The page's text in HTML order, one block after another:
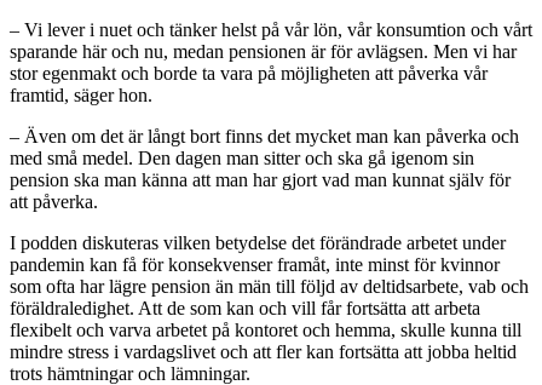
– Vi lever i nuet och tänker helst på vår lön, vår konsumtion och vårt
sparande här och nu, medan pensionen är för avlägsen. Men vi har
stor egenmakt och borde ta vara på möjligheten att påverka vår
framtid, säger hon.
– Även om det är långt bort finns det mycket man kan påverka och
med små medel. Den dagen man sitter och ska gå igenom sin
pension ska man känna att man har gjort vad man kunnat själv för
att påverka.
I podden diskuteras vilken betydelse det förändrade arbetet under
pandemin kan få för konsekvenser framåt, inte minst för kvinnor
som ofta har lägre pension än män till följd av deltidsarbete, vab och
föräldraledighet. Att de som kan och vill får fortsätta att arbeta
flexibelt och varva arbetet på kontoret och hemma, skulle kunna till
mindre stress i vardagslivet och att fler kan fortsätta att jobba heltid
trots hämtningar och lämningar.